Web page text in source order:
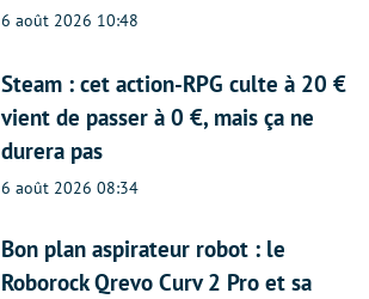
6 août 2026 10:48
Steam : cet action-RPG culte à 20 €
vient de passer à 0 €, mais ça ne
durera pas
6 août 2026 08:34
Bon plan aspirateur robot : le
Roborock Qrevo Curv 2 Pro et sa